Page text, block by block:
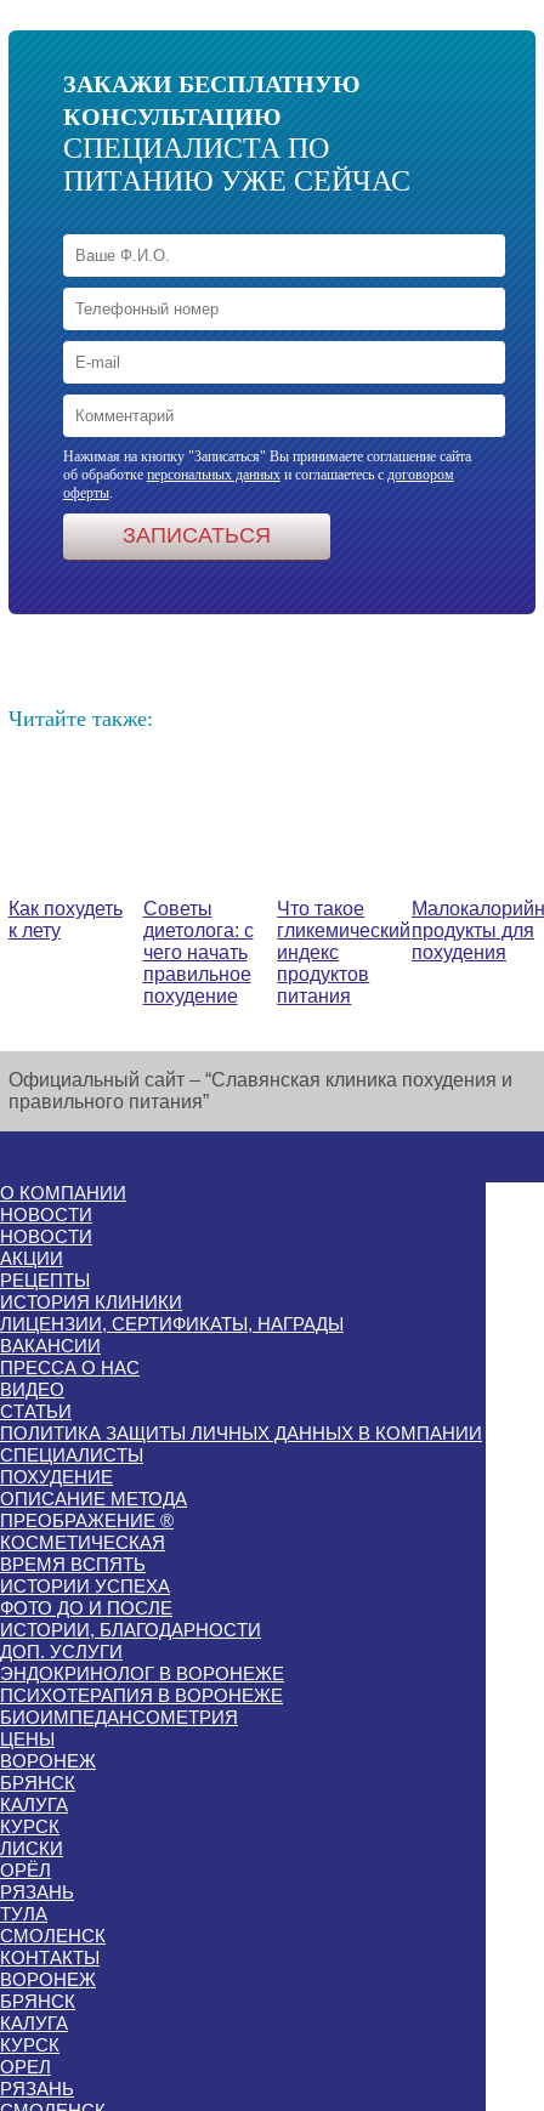
ЗАКАЖИ БЕСПЛАТНУЮ
КОНСУЛЬТАЦИЮ
СПЕЦИАЛИСТА ПО
ПИТАНИЮ УЖЕ СЕЙЧАС
Нажимая на кнопку "Записаться" Вы принимаете соглашение сайта
об обработке персональных данныхи соглашаетесь с договором
оферты.
Читайте также:
Как похудеть
к лету
Советы
диетолога: с
чего начать
правильное
похудение
Что такое
гликемический
индекс
продуктов
питания
продукты для
похудения
Официальный сайт – “Славянская клиника похудения и
правильного питания”
О КОМПАНИИ
НОВОСТИ
НОВОСТИ
АКЦИИ
РЕЦЕПТЫ
ИСТОРИЯ КЛИНИКИ
ЛИЦЕНЗИИ, СЕРТИФИКАТЫ, НАГРАДЫ
ВАКАНСИИ
ПРЕССА О НАС
ВИДЕО
СТАТЬИ
ПОЛИТИКА ЗАЩИТЫ ЛИЧНЫХ ДАННЫХ В КОМПАНИИ
СПЕЦИАЛИСТЫ
ПОХУДЕНИЕ
ОПИСАНИЕ МЕТОДА
ПРЕОБРАЖЕНИЕ ®
КОСМЕТИЧЕСКАЯ
ВРЕМЯ ВСПЯТЬ
ИСТОРИИ УСПЕХА
ФОТО ДО И ПОСЛЕ
ИСТОРИИ, БЛАГОДАРНОСТИ
ДОП. УСЛУГИ
ЭНДОКРИНОЛОГ В ВОРОНЕЖЕ
ПСИХОТЕРАПИЯ В ВОРОНЕЖЕ
БИОИМПЕДАНСОМЕТРИЯ
ЦЕНЫ
ВОРОНЕЖ
БРЯНСК
КАЛУГА
КУРСК
ЛИСКИ
ОРЁЛ
РЯЗАНЬ
ТУЛА
СМОЛЕНСК
КОНТАКТЫ
ВОРОНЕЖ
БРЯНСК
КАЛУГА
КУРСК
ОРЕЛ
РЯЗАНЬ